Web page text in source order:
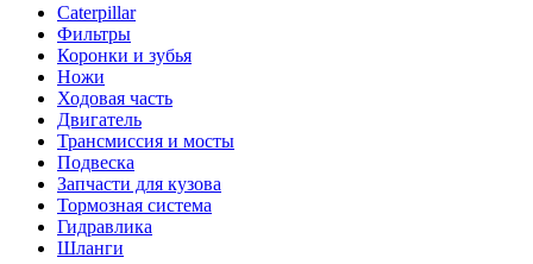
Caterpillar
Фильтры
Коронки и зубья
Ножи
Ходовая часть
Двигатель
Трансмиссия и мосты
Подвеска
Запчасти для кузова
Тормозная система
Гидравлика
Шланги